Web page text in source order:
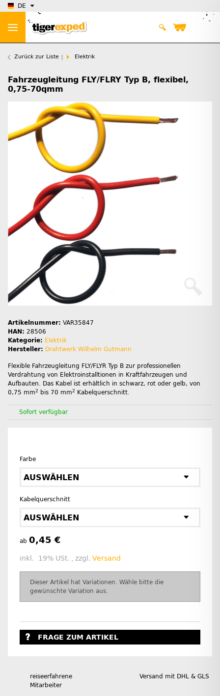
DE
Zurück zur Liste Elektrik
Fahrzeugleitung FLY/FLRY Typ B, flexibel,
0,75-70qmm
Artikelnummer: VAR35847
HAN: 28506
Kategorie: Elektrik
Hersteller: Drahtwerk Wilhelm Gutmann
Flexible Fahrzeugleitung FLY/FLYR Typ B zur professionellen
Verdrahtung von Elektroinstalltionen in Kraftfahrzeugen und
Aufbauten. Das Kabel ist erhältlich in schwarz, rot oder gelb, von
0,75 mm2 bis 70 mm2 Kabelquerschnitt.
Sofort verfügbar
Farbe
AUSWÄHLEN
Kabelquerschnitt
AUSWÄHLEN
ab 0,45 €
inkl. 19% USt. , zzgl. Versand
xDieser Artikel hat Variationen. Wähle bitte die
gewünschte Variation aus.
FRAGE ZUM ARTIKEL
reiseerfahrene
Mitarbeiter
Versand mit DHL & GLS